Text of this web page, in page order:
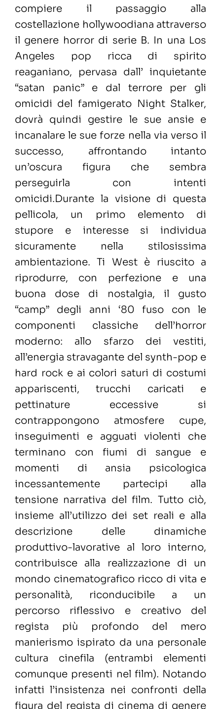
compiere il passaggio alla
costellazione hollywoodiana attraverso
il genere horror di serie B. In una Los
Angeles pop ricca di spirito
reaganiano, pervasa dall’ inquietante
“satan panic” e dal terrore per gli
omicidi del famigerato Night Stalker,
dovrà quindi gestire le sue ansie e
incanalare le sue forze nella via verso il
successo, affrontando intanto
un’oscura figura che sembra
perseguirla con intenti
omicidi.Durante la visione di questa
pellicola, un primo elemento di
stupore e interesse si individua
sicuramente nella stilosissima
ambientazione. Ti West è riuscito a
riprodurre, con perfezione e una
buona dose di nostalgia, il gusto
“camp” degli anni ‘80 fuso con le
componenti classiche dell’horror
moderno: allo sfarzo dei vestiti,
all’energia stravagante del synth-pop e
hard rock e ai colori saturi di costumi
appariscenti, trucchi caricati e
pettinature eccessive si
contrappongono atmosfere cupe,
inseguimenti e agguati violenti che
terminano con fiumi di sangue e
momenti di ansia psicologica
incessantemente partecipi alla
tensione narrativa del film. Tutto ciò,
insieme all’utilizzo dei set reali e alla
descrizione delle dinamiche
produttivo-lavorative al loro interno,
contribuisce alla realizzazione di un
mondo cinematografico ricco di vita e
personalità, riconducibile a un
percorso riflessivo e creativo del
regista più profondo del mero
manierismo ispirato da una personale
cultura cinefila (entrambi elementi
comunque presenti nel film). Notando
infatti l’insistenza nei confronti della
figura del regista di cinema di genere